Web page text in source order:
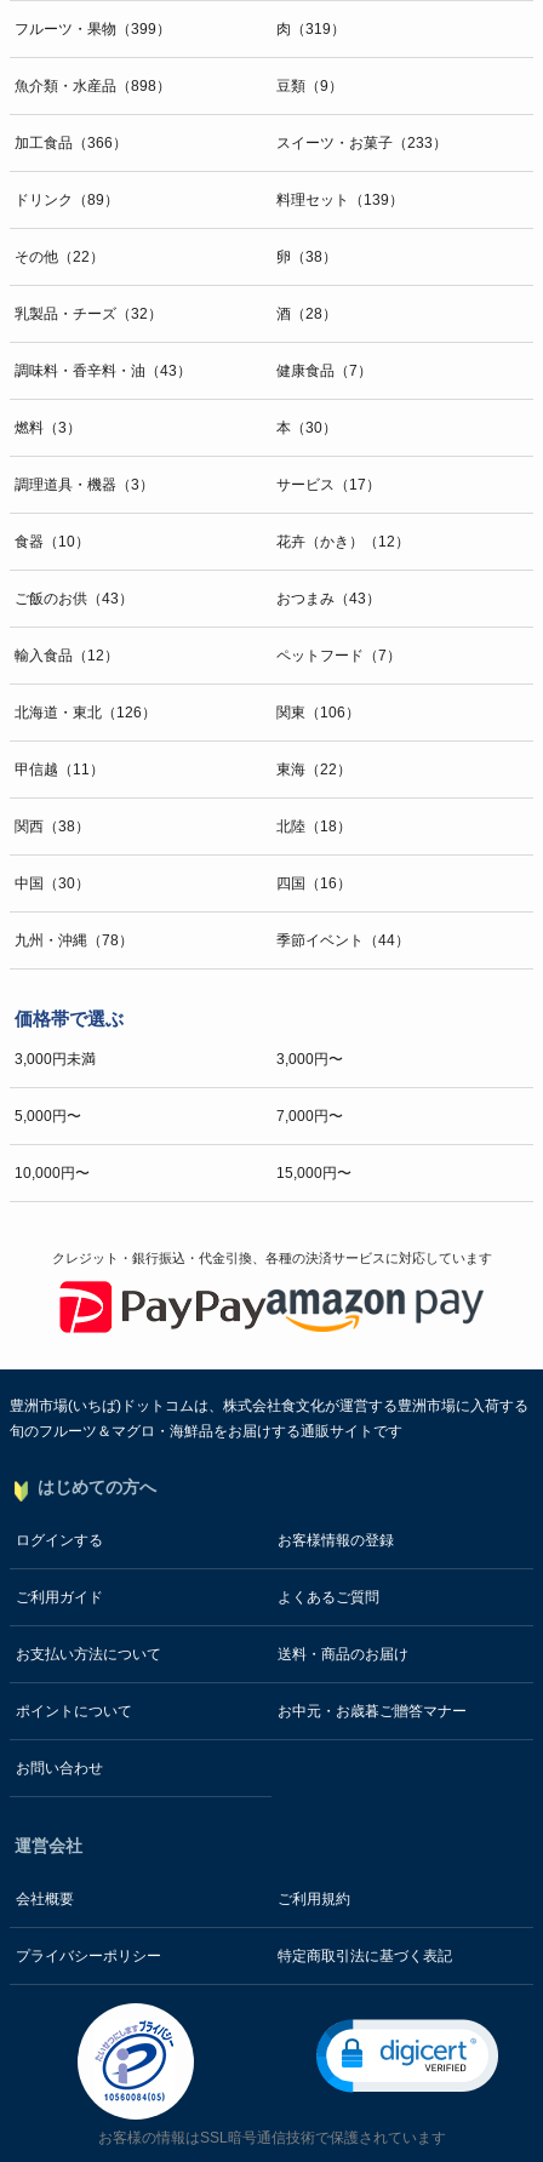
フルーツ・果物（399） 肉（319）
魚介類・水産品（898） 豆類（9）
加工食品（366） スイーツ・お菓子（233）
ドリンク（89） 料理セット（139）
その他（22） 卵（38）
乳製品・チーズ（32） 酒（28）
調味料・香辛料・油（43） 健康食品（7）
燃料（3） 本（30）
調理道具・機器（3） サービス（17）
食器（10） 花卉（かき）（12）
ご飯のお供（43） おつまみ（43）
輸入食品（12） ペットフード（7）
北海道・東北（126） 関東（106）
甲信越（11） 東海（22）
関西（38） 北陸（18）
中国（30） 四国（16）
九州・沖縄（78） 季節イベント（44）
価格帯で選ぶ
3,000円未満 3,000円〜
5,000円〜 7,000円〜
10,000円〜 15,000円〜
クレジット・銀行振込・代金引換、各種の決済サービスに対応しています
豊洲市場(いちば)ドットコムは、株式会社食文化が運営する豊洲市場に入荷する
旬のフルーツ＆マグロ・海鮮品をお届けする通販サイトです
はじめての方へ
ログインする お客様情報の登録
ご利用ガイド よくあるご質問
お支払い方法について 送料・商品のお届け
ポイントについて お中元・お歳暮ご贈答マナー
お問い合わせ
運営会社
会社概要 ご利用規約
プライバシーポリシー 特定商取引法に基づく表記
お客様の情報はSSL暗号通信技術で保護されています